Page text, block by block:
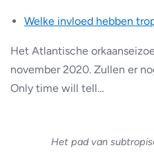
Welke invloed hebben
Het Atlantische
november 2020. Zullen er
Only time will tell…
Het pad van